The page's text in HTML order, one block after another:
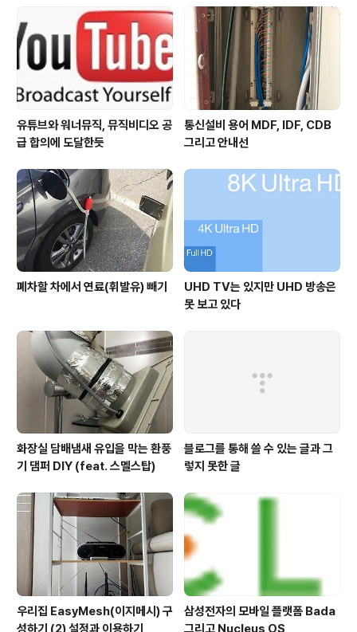
주소록이었다. 일명 비즈니스맨의 데이터 관리 필수 3종세
트! 이메일은 업무용 웹메일을 사용하면서 중요한 메일은
아웃룩의 POP로 가져와서 백업해 두는 방식으로 활용했
유튜브와 워너뮤직, 뮤직비디오 공
급 합의에 도달한듯
통신설비 용어 MDF, IDF, CDB
그리고 안내선
폐차할 차에서 연료(휘발유) 빼기
UHD TV는 있지만 UHD 방송은
못 보고 있다
화장실 담배냄새 유입을 막는 환풍
기 댐퍼 DIY (feat. 스멜스탑)
블로그를 통해 쓸 수 있는 글과 그
렇지 못한 글
우리집 EasyMesh(이지메시) 구
성하기 (2) 설정과 이용하기
삼성전자의 모바일 플랫폼 Bada
그리고 Nucleus OS